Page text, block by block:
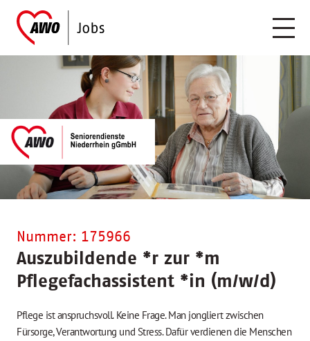
Nummer: 175966
Auszubildende *r zur *m
Pflegefachassistent *in (m/w/d)
Pflege ist anspruchsvoll. Keine Frage. Man jongliert zwischen
Fürsorge, Verantwortung und Stress. Dafür verdienen die Menschen